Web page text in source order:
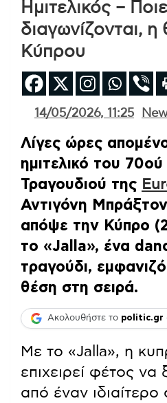
Hμιτελικός –
διαγωνίζονται, η
Κύπρου
14/05/2026, 11:25
Λίγες ώρες
ημιτελικό του
Τραγουδιού της
Αντιγόνη
απόψε την Κύπρο
το «Jalla», ένα
τραγούδι,
θέση στη σειρά.
Ακολουθήστε το politic.gr
Με το «Jalla», η
επιχειρεί φέτος να
από έναν